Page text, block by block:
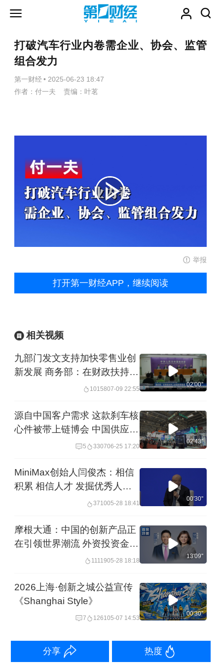
打破汽车行业内卷需企业、协会、监管
组合发力
第一财经 • 2025-06-23 18:47
作者：付一夫 责编：叶茗
举报
打开第一财经APP，继续阅读
相关视频
九部门发文支持加快零售业创
新发展 商务部：在财政扶持上
1015807-09 22:55
02'00''
源自中国客户需求 这款刹车核
心件被带上链博会 中国供应链
成跨国企业创新“发动机” | 一
5 330706-25 17:20
02'43''
MiniMax创始人闫俊杰：相信
积累 相信人才 发掘优秀人才
提供好的环境 中国科技创新定
371005-28 18:41
00'30''
摩根大通：中国的创新产品正
在引领世界潮流 外资投资金额
和质量不断提升｜首席对策
1111905-28 18:18
13'09''
2026上海·创新之城公益宣传
《Shanghai Style》
7 126105-07 14:53
00'30''
分享 热度